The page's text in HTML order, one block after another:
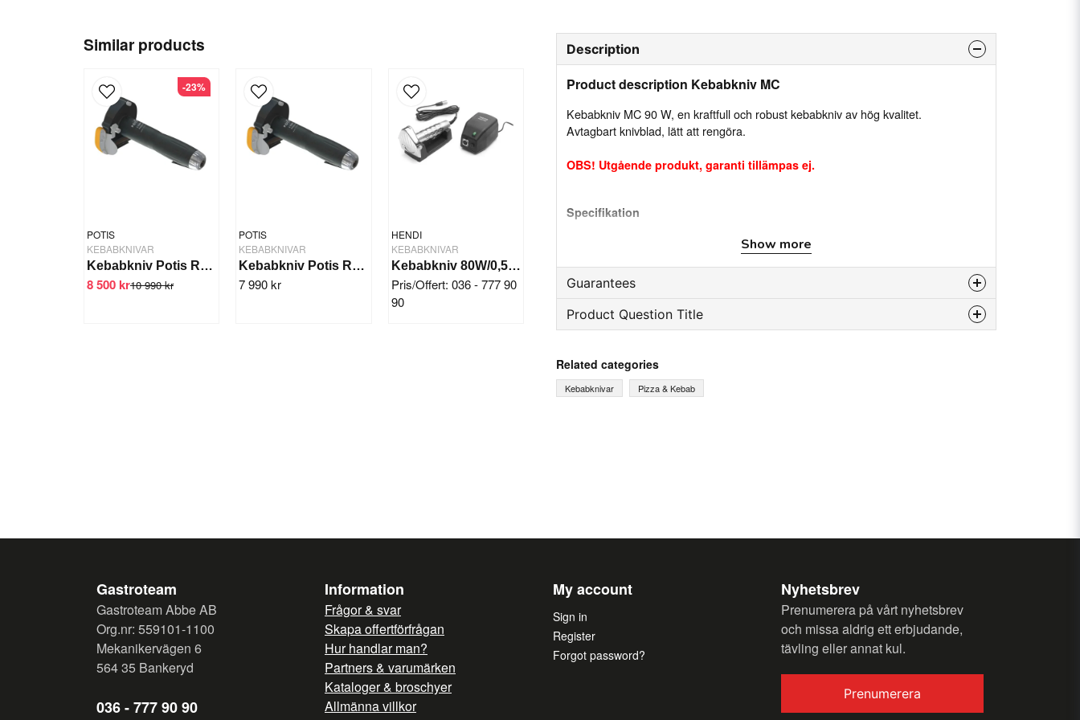
Similar products
POTIS
KEBABKNIVAR
Kebabkniv Potis Robocut R 9000
10 990 kr
8 500 kr
-23%
POTIS
KEBABKNIVAR
Kebabkniv Potis Robocut H 8000
7 990 kr
HENDI
KEBABKNIVAR
Kebabkniv 80W/0,5-6mm
Pris/Offert: 036 - 777 90
90
Description
Product description Kebabkniv MC
Kebabkniv MC 90 W, en kraftfull och robust kebabkniv av hög kvalitet.
Avtagbart knivblad, lätt att rengöra.
OBS! Utgående produkt, garanti tillämpas ej.
Specifikation
Anslutning: 230V. 50-60 Hz
Watt: 90 W.
Show more
Guarantees
Utgående artikel
Product Question Title
Ask us something about this product...
Related categories
Kebabknivar Pizza & Kebab
Gastroteam
Gastroteam Abbe AB
Org.nr: 559101-1100
Mekanikervägen 6
564 35 Bankeryd
036 - 777 90 90
Information
Frågor & svar
Skapa offertförfrågan
Hur handlar man?
Partners & varumärken
Kataloger & broschyer
Allmänna villkor
My account
Sign in
Register
Forgot password?
Nyhetsbrev
Prenumerera på vårt nyhetsbrev
och missa aldrig ett erbjudande,
tävling eller annat kul.
Prenumerera